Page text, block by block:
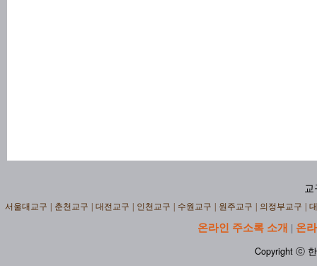
교
서울대교구 춘천교구 대전교구 인천교구 수원교구 원주교구 의정부교구
온라인 주소록 소개 | 온
Copyright ⓒ